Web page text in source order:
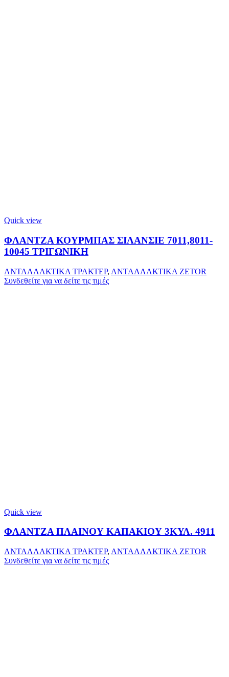
Quick view
ΦΛΑΝΤΖΑ ΚΟΥΡΜΠΑΣ ΣΙΛΑΝΣΙΕ 7011,8011-
10045 ΤΡΙΓΩΝΙΚΗ
ΑΝΤΑΛΛΑΚΤΙΚΑ ΤΡΑΚΤΕΡ, ΑΝΤΑΛΛΑΚΤΙΚΑ ZETOR
Συνδεθείτε για να δείτε τις τιμές
Quick view
ΦΛΑΝΤΖΑ ΠΛΑΙΝΟΥ ΚΑΠΑΚΙΟΥ 3ΚΥΛ. 4911
ΑΝΤΑΛΛΑΚΤΙΚΑ ΤΡΑΚΤΕΡ, ΑΝΤΑΛΛΑΚΤΙΚΑ ZETOR
Συνδεθείτε για να δείτε τις τιμές